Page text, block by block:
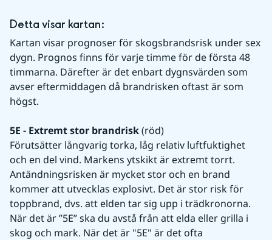
Detta visar kartan:
Kartan visar prognoser för skogsbrandsrisk under sex
dygn. Prognos finns för varje timme för de första 48
timmarna. Därefter är det enbart dygnsvärden som
avser eftermiddagen då brandrisken oftast är som
högst.
5E - Extremt stor brandrisk (röd)
Förutsätter långvarig torka, låg relativ luftfuktighet
och en del vind. Markens ytskikt är extremt torrt.
Antändningsrisken är mycket stor och en brand
kommer att utvecklas explosivt. Det är stor risk för
toppbrand, dvs. att elden tar sig upp i trädkronorna.
När det är ”5E” ska du avstå från att elda eller grilla i
skog och mark. När det är "5E" är det ofta